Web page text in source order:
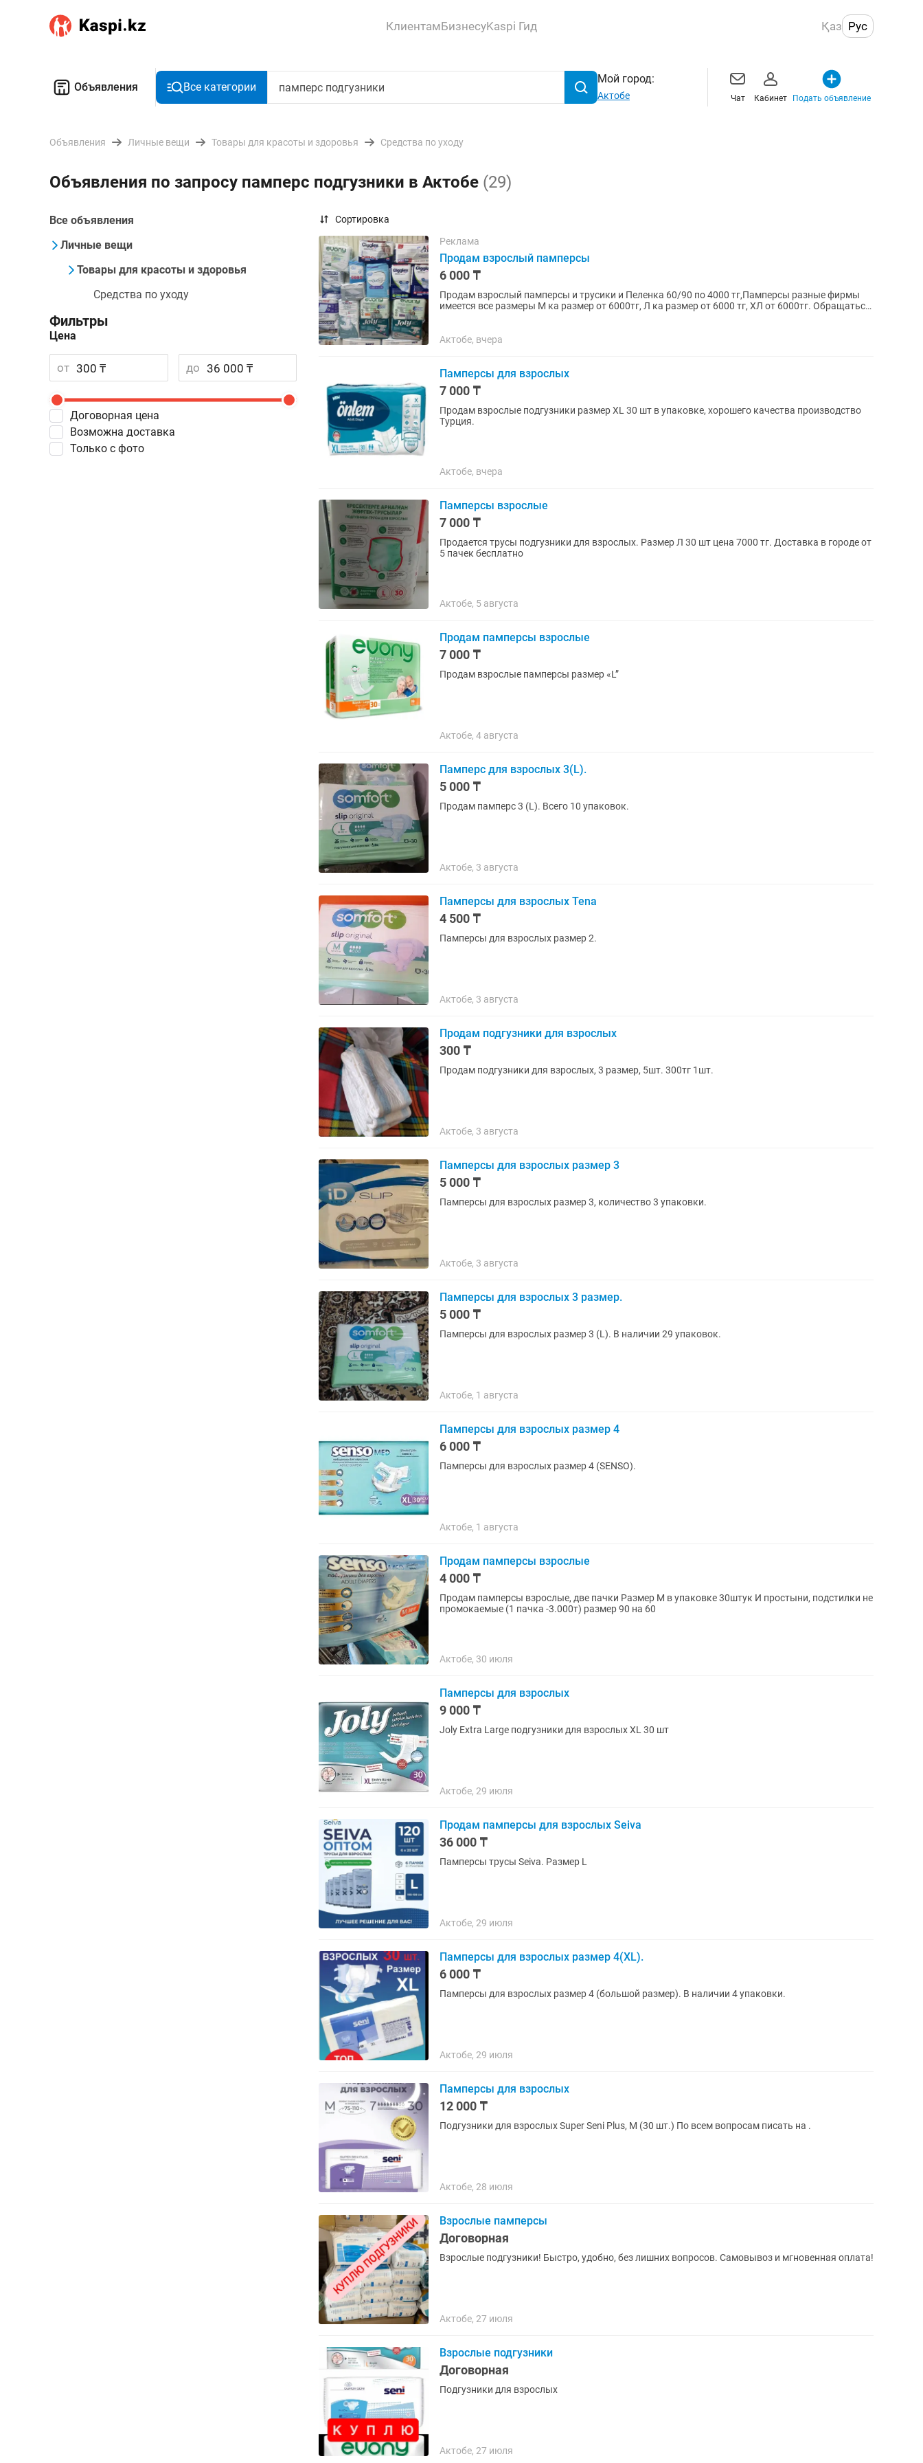
КлиентамБизнесуKaspi Гид Қаз Рус
Объявления Все категории
Мой город:
Актобе Чат Кабинет Подать объявление
Объявления Личные вещи Товары для красоты и здоровья Средства по уходу
Объявления по запросу памперс подгузники в Актобе (29)
Все объявления
Личные вещи
Товары для красоты и здоровья
Средства по уходу
Фильтры
Цена
от до
Договорная цена
Возможна доставка
Только с фото
Сортировка
Реклама
Продам взрослый памперсы
6 000 ₸
Продам взрослый памперсы и трусики и Пеленка 60/90 по 4000 тг,Памперсы разные фирмы
имеется все размеры М ка размер от 6000тг, Л ка размер от 6000 тг, ХЛ от 6000тг. Обращаться
Актобе, вчера
Памперсы для взрослых
7 000 ₸
Продам взрослые подгузники размер XL 30 шт в упаковке, хорошего качества производство
Турция.
Актобе, вчера
Памперсы взрослые
7 000 ₸
Продается трусы подгузники для взрослых. Размер Л 30 шт цена 7000 тг. Доставка в городе от
5 пачек бесплатно
Актобе, 5 августа
Продам памперсы взрослые
7 000 ₸
Продам взрослые памперсы размер «L”
Актобе, 4 августа
Памперс для взрослых 3(L).
5 000 ₸
Продам памперс 3 (L). Всего 10 упаковок.
Актобе, 3 августа
Памперсы для взрослых Tena
4 500 ₸
Памперсы для взрослых размер 2.
Актобе, 3 августа
Продам подгузники для взрослых
300 ₸
Продам подгузники для взрослых, 3 размер, 5шт. 300тг 1шт.
Актобе, 3 августа
Памперсы для взрослых размер 3
5 000 ₸
Памперсы для взрослых размер 3, количество 3 упаковки.
Актобе, 3 августа
Памперсы для взрослых 3 размер.
5 000 ₸
Памперсы для взрослых размер 3 (L). В наличии 29 упаковок.
Актобе, 1 августа
Памперсы для взрослых размер 4
6 000 ₸
Памперсы для взрослых размер 4 (SENSO).
Актобе, 1 августа
Продам памперсы взрослые
4 000 ₸
Продам памперсы взрослые, две пачки Размер М в упаковке 30штук И простыни, подстилки не
промокаемые (1 пачка -3.000т) размер 90 на 60
Актобе, 30 июля
Памперсы для взрослых
9 000 ₸
Joly Extra Large подгузники для взрослых XL 30 шт
Актобе, 29 июля
Продам памперсы для взрослых Seiva
36 000 ₸
Памперсы трусы Seiva. Размер L
Актобе, 29 июля
Памперсы для взрослых размер 4(XL).
6 000 ₸
Памперсы для взрослых размер 4 (большой размер). В наличии 4 упаковки.
Актобе, 29 июля
Памперсы для взрослых
12 000 ₸
Подгузники для взрослых Super Seni Plus, M (30 шт.) По всем вопросам писать на .
Актобе, 28 июля
Взрослые памперсы
Договорная
Взрослые подгузники! Быстро, удобно, без лишних вопросов. Самовывоз и мгновенная оплата!
Актобе, 27 июля
Взрослые подгузники
Договорная
Подгузники для взрослых
Актобе, 27 июля